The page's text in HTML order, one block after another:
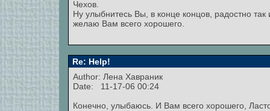
Чехов.
Ну улыбнитесь Вы, в конце концов, радостно
желаю Вам всего хорошего.
Re: Help!
Author: Лена Хавраник
Date: 11-17-06 00:24
Конечно, улыбаюсь. И Вам всего хорошего,